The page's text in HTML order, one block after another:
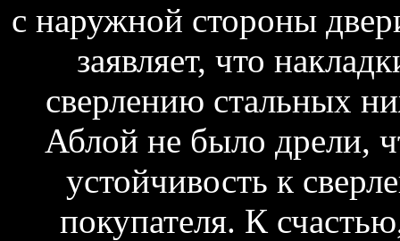
с наружной стороны
заявляет, что
сверлению стальных
Аблой не было дрели,
устойчивость к
покупателя. К